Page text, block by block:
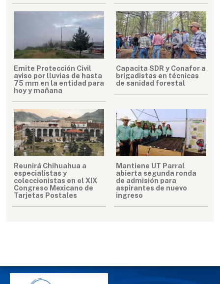
Emite Protección Civil
aviso por lluvias de hasta
75 mm en la entidad para
hoy y mañana
Capacita SDR y Conafor a
brigadistas en técnicas
de sanidad forestal
Reunirá Chihuahua a
especialistas y
coleccionistas en el XIX
Congreso Mexicano de
Tarjetas Postales
Mantiene UT Parral
abierta segunda ronda
de admisión para
aspirantes de nuevo
ingreso